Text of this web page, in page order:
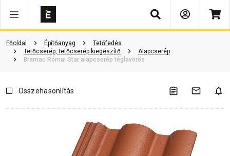
Keresés
Főoldal Építőanyag
Tetőfedés
Tetőcserép, tetőcserép kiegészítő
Alapcserép
Bramac Római Star alapcserép téglavörös
Vásárlói vélemények Kérdések és válaszok Kapcsolódó cikkek
Összehasonlítás